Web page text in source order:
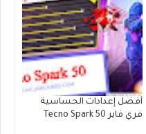
أفضل إعدادات الحساسية
فري فاير Tecno Spark 50